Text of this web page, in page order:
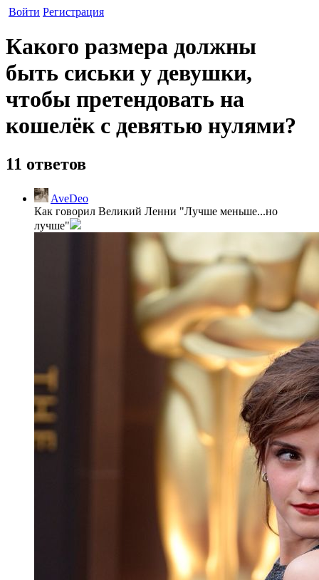
Войти Регистрация
Какого размера должны
быть сиськи у девушки,
чтобы претендовать на
кошелёк с девятью нулями?
11 ответов
AveDeo
Как говорил Великий Ленни "Лучше меньше...но
лучше"